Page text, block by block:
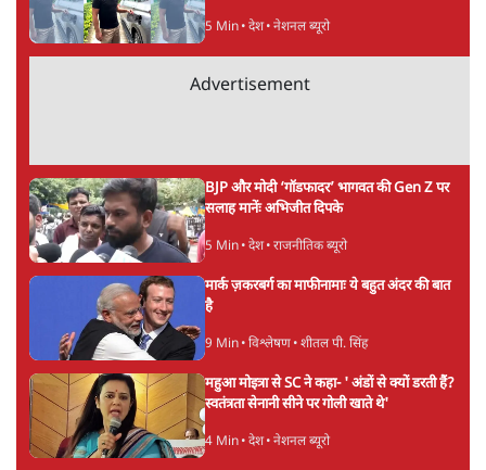
5 Min• देश• नेशनल ब्यूरो
Advertisement
BJP और मोदी ‘गॉडफादर’ भागवत की Gen Z पर
सलाह मानेंः अभिजीत दिपके
5 Min• देश• राजनीतिक ब्यूरो
मार्क ज़करबर्ग का माफीनामाः ये बहुत अंदर की बात
है
9 Min• विश्लेषण• शीतल पी. सिंह
महुआ मोइत्रा से SC ने कहा- ' अंडों से क्यों डरती हैं?
स्वतंत्रता सेनानी सीने पर गोली खाते थे'
4 Min• देश• नेशनल ब्यूरो